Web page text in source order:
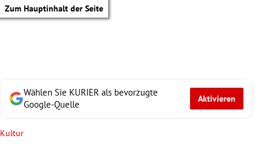
Zum Hauptinhalt der Seite
Wählen Sie KURIER als bevorzugte
Google-Quelle
Aktivieren
Kultur